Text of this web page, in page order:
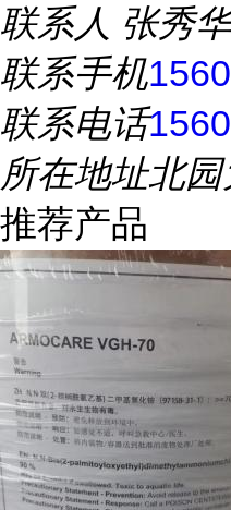
联系人 张秀华
联系手机
联系电话
所在地址北
推荐产品